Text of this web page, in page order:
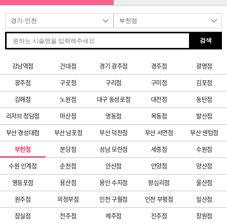
검색
강남역점 건대점 경기 광주점 경주점
광명점
광주점
구로점 구리점 구미점
김포점
김해점
노원점 대구 동성로점 대전점
동탄점
리저브 청담점
마산점 명동점 목동점
발산점
부산 경성대점
부산 남포점 부산 덕천점 부산 서면점
부산 센텀점
부천점
분당점 성남 모란점 세종점
수원점
수원 인계점
순천점 안산점 안양점
양산점
영등포점
용산점 용인 수지점 왕십리점
울산점
원주점
의정부점 인천 구월점 인천 부평점
일산점
잠실점
전주점 제주점 진주점
창원점